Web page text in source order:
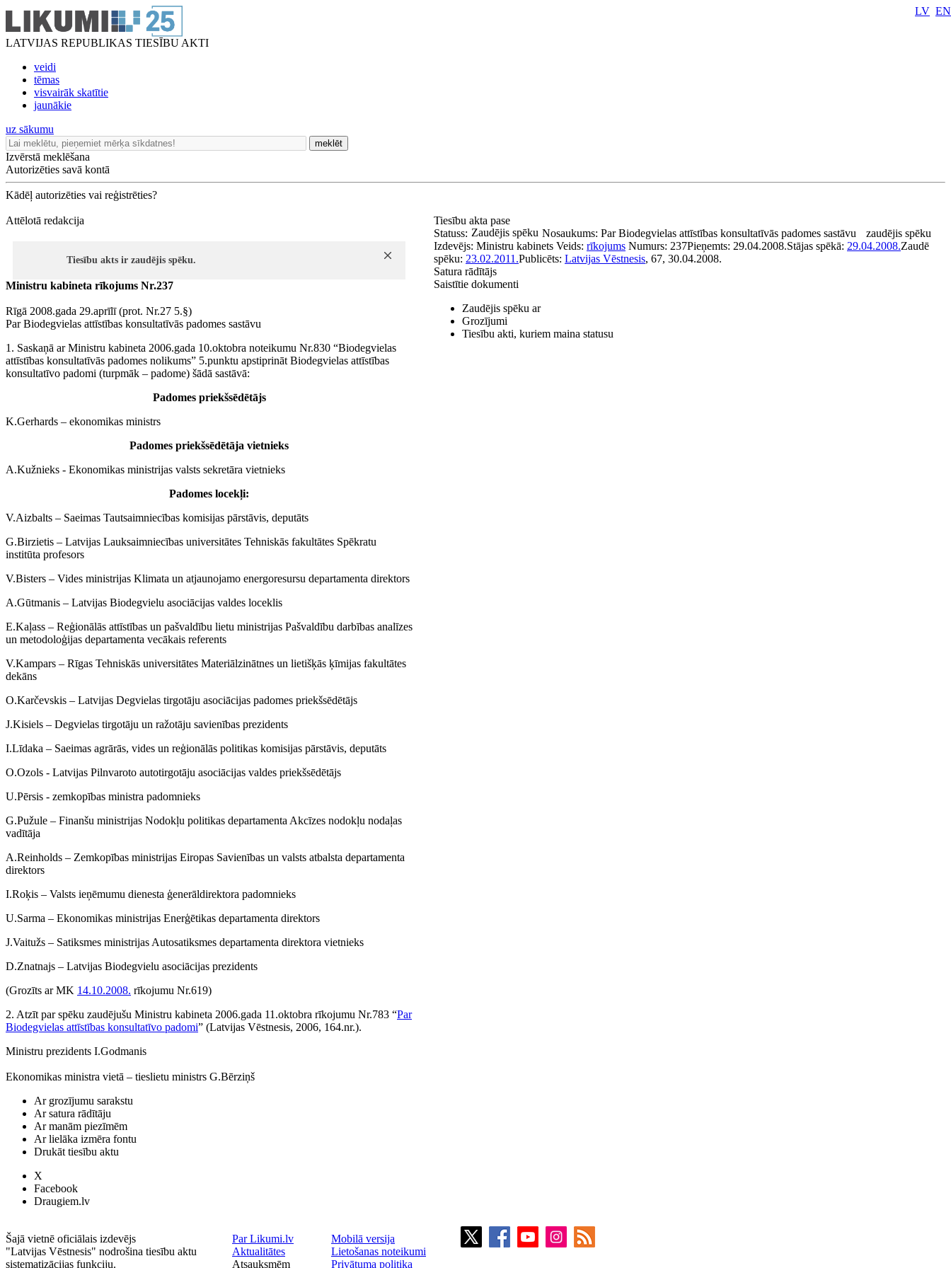
LATVIJAS REPUBLIKAS TIESĪBU AKTI
veidi
tēmas
visvairāk skatītie
jaunākie
LV EN
uz sākumu
meklēt
Izvērstā meklēšana
Autorizēties savā kontā
Kādēļ autorizēties vai reģistrēties?
Attēlotā redakcija
Tiesību akts ir zaudējis spēku.
Ministru kabineta rīkojums Nr.237
Rīgā 2008.gada 29.aprīlī (prot. Nr.27 5.§)
Par Biodegvielas attīstības konsultatīvās padomes sastāvu
1. Saskaņā ar Ministru kabineta 2006.gada 10.oktobra noteikumu Nr.830 “Biodegvielas
attīstības konsultatīvās padomes nolikums” 5.punktu apstiprināt Biodegvielas attīstības
konsultatīvo padomi (turpmāk – padome) šādā sastāvā:
Padomes priekšsēdētājs
K.Gerhards – ekonomikas ministrs
Padomes priekšsēdētāja vietnieks
A.Kužnieks - Ekonomikas ministrijas valsts sekretāra vietnieks
Padomes locekļi:
V.Aizbalts – Saeimas Tautsaimniecības komisijas pārstāvis, deputāts
G.Birzietis – Latvijas Lauksaimniecības universitātes Tehniskās fakultātes Spēkratu
institūta profesors
V.Bisters – Vides ministrijas Klimata un atjaunojamo energoresursu departamenta direktors
A.Gūtmanis – Latvijas Biodegvielu asociācijas valdes loceklis
E.Kaļass – Reģionālās attīstības un pašvaldību lietu ministrijas Pašvaldību darbības analīzes
un metodoloģijas departamenta vecākais referents
V.Kampars – Rīgas Tehniskās universitātes Materiālzinātnes un lietišķās ķīmijas fakultātes
dekāns
O.Karčevskis – Latvijas Degvielas tirgotāju asociācijas padomes priekšsēdētājs
J.Kisiels – Degvielas tirgotāju un ražotāju savienības prezidents
I.Līdaka – Saeimas agrārās, vides un reģionālās politikas komisijas pārstāvis, deputāts
O.Ozols - Latvijas Pilnvaroto autotirgotāju asociācijas valdes priekšsēdētājs
U.Pērsis - zemkopības ministra padomnieks
G.Pužule – Finanšu ministrijas Nodokļu politikas departamenta Akcīzes nodokļu nodaļas
vadītāja
A.Reinholds – Zemkopības ministrijas Eiropas Savienības un valsts atbalsta departamenta
direktors
I.Roķis – Valsts ieņēmumu dienesta ģenerāldirektora padomnieks
U.Sarma – Ekonomikas ministrijas Enerģētikas departamenta direktors
J.Vaitužs – Satiksmes ministrijas Autosatiksmes departamenta direktora vietnieks
D.Znatnajs – Latvijas Biodegvielu asociācijas prezidents
(Grozīts ar MK 14.10.2008. rīkojumu Nr.619)
2. Atzīt par spēku zaudējušu Ministru kabineta 2006.gada 11.oktobra rīkojumu Nr.783 “Par
Biodegvielas attīstības konsultatīvo padomi” (Latvijas Vēstnesis, 2006, 164.nr.).
Ministru prezidents I.Godmanis
Ekonomikas ministra vietā – tieslietu ministrs G.Bērziņš
Tiesību akta pase
Nosaukums: Par Biodegvielas attīstības konsultatīvās padomes sastāvu
Statuss: Zaudējis spēku
zaudējis spēku
Izdevējs: Ministru kabinets Veids: rīkojums Numurs: 237Pieņemts: 29.04.2008.Stājas spēkā: 29.04.2008.Zaudē
spēku: 23.02.2011.Publicēts: Latvijas Vēstnesis, 67, 30.04.2008.
Satura rādītājs
Saistītie dokumenti
Zaudējis spēku ar
Grozījumi
Tiesību akti, kuriem maina statusu
Ar grozījumu sarakstu
Ar satura rādītāju
Ar manām piezīmēm
Ar lielāka izmēra fontu
Drukāt tiesību aktu
X
Facebook
Draugiem.lv
Šajā vietnē oficiālais izdevējs
"Latvijas Vēstnesis" nodrošina tiesību aktu
sistematizācijas funkciju.
Par Likumi.lv
Aktualitātes
Atsauksmēm
Mobilā versija
Lietošanas noteikumi
Privātuma politika